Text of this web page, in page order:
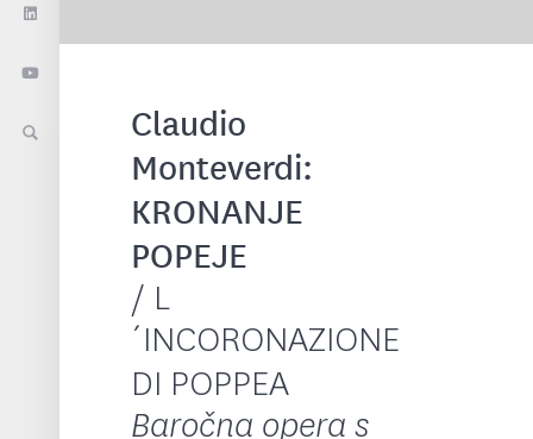
Claudio
Monteverdi:
KRONANJE
POPEJE
/ L
´INCORONAZIONE
DI POPPEA
Baročna opera s